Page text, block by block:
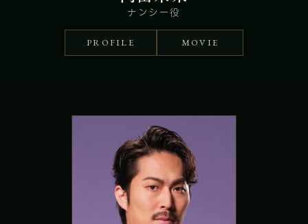
ナンシー役
PROFILE MOVIE